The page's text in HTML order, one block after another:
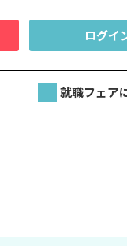
ログイ
就職フェア